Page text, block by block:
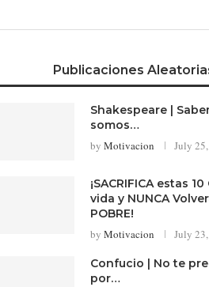
Publicaciones
Shakespeare |
somos…
by Motivacion July
¡SACRIFICA estas
vida y NUNCA
POBRE!
by Motivacion July
Confucio | No te
por…